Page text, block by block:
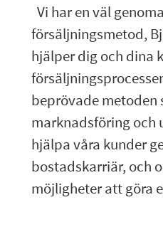
Vi har en väl
försäljningsmetod,
hjälper dig och dina
beprövade metoden
marknadsföring och
hjälpa våra kunder
bostadskarriär, och
möjligheter att göra